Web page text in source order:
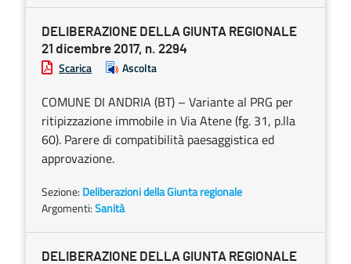
DELIBERAZIONE DELLA GIUNTA REGIONALE
21 dicembre 2017, n. 2294
Scarica Ascolta
COMUNE DI ANDRIA (BT) – Variante al PRG per
ritipizzazione immobile in Via Atene (fg. 31, p.lla
60). Parere di compatibilità paesaggistica ed
approvazione.
Sezione: Deliberazioni della Giunta regionale
Argomenti:Sanità
DELIBERAZIONE DELLA GIUNTA REGIONALE